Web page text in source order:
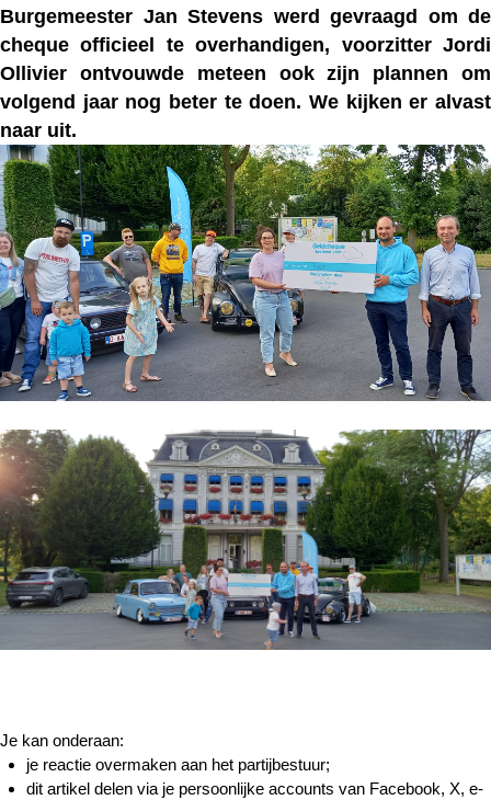
Burgemeester Jan Stevens werd gevraagd om de
cheque officieel te overhandigen, voorzitter Jordi
Ollivier ontvouwde meteen ook zijn plannen om
volgend jaar nog beter te doen. We kijken er alvast
naar uit.
Je kan onderaan:
je reactie overmaken aan het partijbestuur;
dit artikel delen via je persoonlijke accounts van Facebook, X, e-